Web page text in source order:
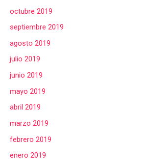
octubre 2019
septiembre 2019
agosto 2019
julio 2019
junio 2019
mayo 2019
abril 2019
marzo 2019
febrero 2019
enero 2019